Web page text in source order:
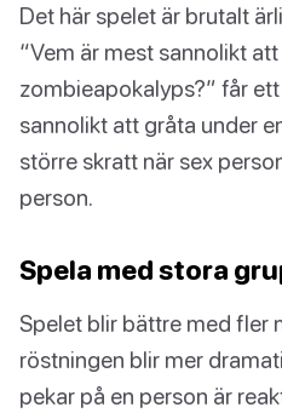
Det här spelet är brutalt
“Vem är mest sannolikt
zombieapokalyps?” får
sannolikt att gråta under
större skratt när sex
person.
Spela med stora
Spelet blir bättre med fler
röstningen blir mer
pekar på en person är